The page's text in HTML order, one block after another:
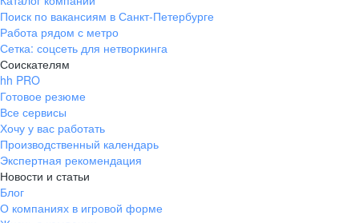
Поиск по вакансиям в Санкт-Петербурге
Работа рядом с метро
Сетка: соцсеть для нетворкинга
Соискателям
hh PRO
Готовое резюме
Все сервисы
Хочу у вас работать
Производственный календарь
Экспертная рекомендация
Новости и статьи
Блог
О компаниях в игровой форме